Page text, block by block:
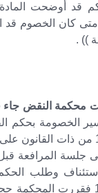
كان الخصوم قد
)) .
محكمة النقض
المادة 131 من ذات
وطلب